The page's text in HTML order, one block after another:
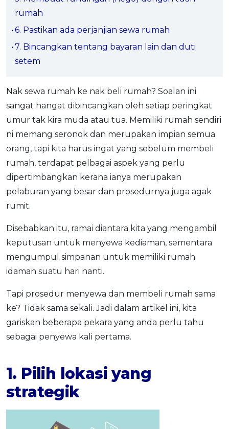
Promo OCBC - Your Gift, Your Choice
Artikel Terkini
Pinjaman Peribadi
Kad
Insurans
Pengurusan Kewangan
Pinjaman Perumahan
SPECIAL PROMO
Promo RHB Bank Credit Card
rumah
6. Pastikan ada perjanjian sewa rumah
7. Bincangkan tentang bayaran lain dan duti
setem
Nak sewa rumah ke nak beli rumah? Soalan ini
sangat hangat dibincangkan oleh setiap peringkat
umur tak kira muda atau tua. Memiliki rumah sendiri
ni memang seronok dan merupakan impian semua
orang, tapi kita harus ingat yang sebelum membeli
rumah, terdapat pelbagai aspek yang perlu
dipertimbangkan kerana ianya merupakan
pelaburan yang besar dan prosedurnya juga agak
rumit.
Disebabkan itu, ramai diantara kita yang mengambil
keputusan untuk menyewa kediaman, sementara
mengumpul simpanan untuk memiliki rumah
idaman suatu hari nanti.
Tapi prosedur menyewa dan membeli rumah sama
ke? Tidak sama sekali. Jadi dalam artikel ini, kita
gariskan beberapa pekara yang anda perlu tahu
sebagai penyewa kali pertama.
1. Pilih lokasi yang
strategik